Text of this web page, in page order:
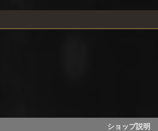
ショップ説明